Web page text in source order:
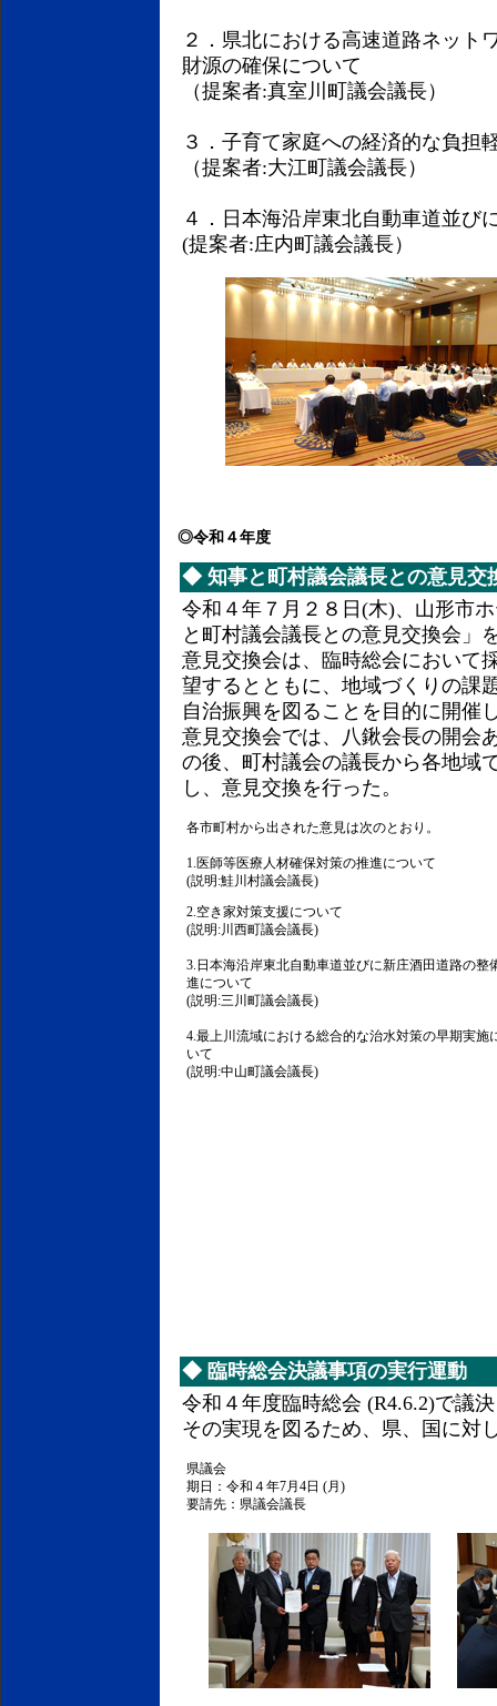
２．県北における高速道路ネット
財源の確保について
（提案者:真室川町議会議長）
３．子育て家庭への経済的な負担
（提案者:大江町議会議長）
４．日本海沿岸東北自動車道並び
(提案者:庄内町議会議長）
◎令和４年度
◆ 知事と町村議会議長との意見交
令和４年７月２８日(木)、山形市
と町村議会議長との意見交換会」
意見交換会は、臨時総会において
望するとともに、地域づくりの課
自治振興を図ることを目的に開催
意見交換会では、八鍬会長の開会
の後、町村議会の議長から各地域
し、意見交換を行った。
各市町村から出された意見は次のとおり。
1.医師等医療人材確保対策の推進について
(説明:鮭川村議会議長)
2.空き家対策支援について
(説明:川西町議会議長)
3.日本海沿岸東北自動車道並びに新庄酒田道路の整
進について
(説明:三川町議会議長)
4.最上川流域における総合的な治水対策の早期実施
いて
(説明:中山町議会議長)
◆ 臨時総会決議事項の実行運動
令和４年度臨時総会 (R4.6.2)で議
その実現を図るため、県、国に対
県議会
期日：令和４年7月4日 (月)
要請先：県議会議長